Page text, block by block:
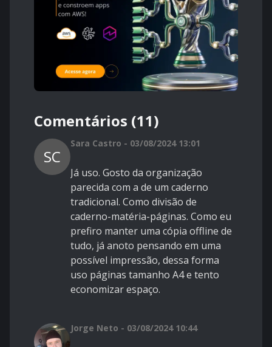
Comentários (11)
SC
Sara Castro - 03/08/2024 13:01
Já uso. Gosto da organização
parecida com a de um caderno
tradicional. Como divisão de
caderno-matéria-páginas. Como eu
prefiro manter uma cópia offline de
tudo, já anoto pensando em uma
possível impressão, dessa forma
uso páginas tamanho A4 e tento
economizar espaço.
Jorge Neto - 03/08/2024 10:44